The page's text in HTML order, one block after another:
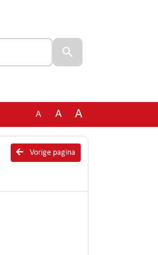
A A A
Vorige pagina